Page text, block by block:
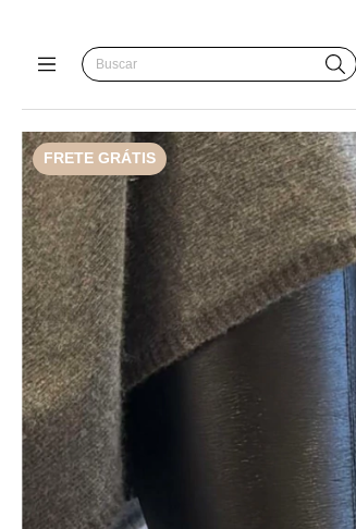
FRETE GRÁTIS